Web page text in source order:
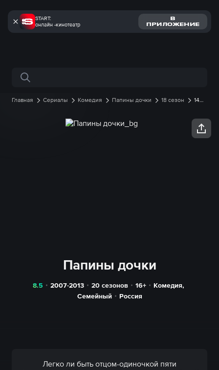
START:
онлайн -кинотеатр
В
ПРИЛОЖЕНИЕ
Поиск по сайту
Главная Сериалы Комедия Папины дочки 18 сезон
14
Папины дочки
8.5 2007-2013 20 сезонов 16+ Комедия,
Семейный
Россия
Легко ли быть отцом-одиночкой пяти